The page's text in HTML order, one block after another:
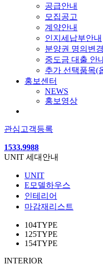
공급안내
모집공고
계약안내
인지세납부안내
분양권 명의변
중도금 대출 안
추가 선택품목(
홍보센터
NEWS
홍보영상
관심고객등록
1533.9988
UNIT 세대안내
UNIT
E모델하우스
인테리어
마감재리스트
104TYPE
125TYPE
154TYPE
INTERIOR